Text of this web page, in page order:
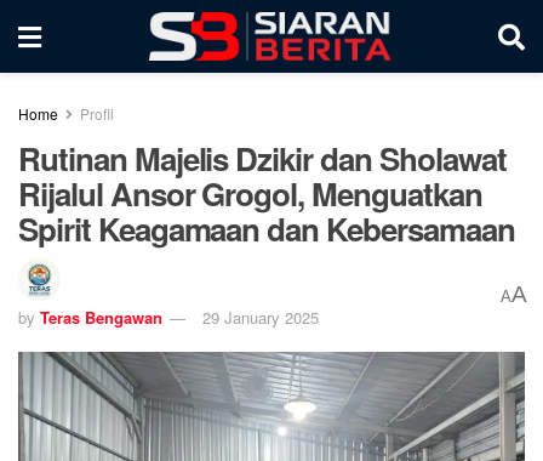
Home Profil
Rutinan Majelis Dzikir dan Sholawat
Rijalul Ansor Grogol, Menguatkan
Spirit Keagamaan dan Kebersamaan
by Teras Bengawan 29 January 2025
AA